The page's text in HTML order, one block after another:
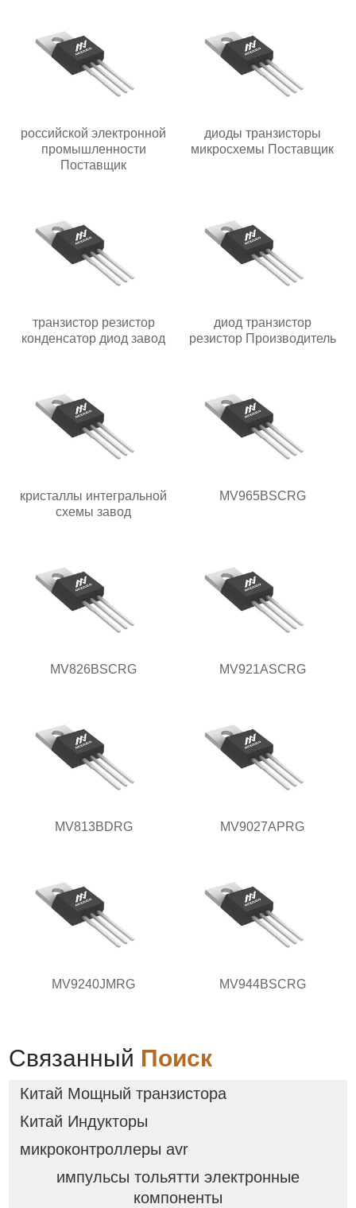
российской электронной
промышленности
Поставщик
диоды транзисторы
микросхемы Поставщик
транзистор резистор
конденсатор диод завод
диод транзистор
резистор Производитель
кристаллы интегральной
схемы завод
MV965BSCRG
MV826BSCRG MV921ASCRG
MV813BDRG MV9027APRG
MV9240JMRG MV944BSCRG
Связанный Поиск
Китай Мощный транзистора
Китай Индукторы
микроконтроллеры avr
импульсы тольятти электронные
компоненты